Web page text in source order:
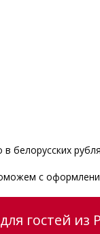
с
гостей из